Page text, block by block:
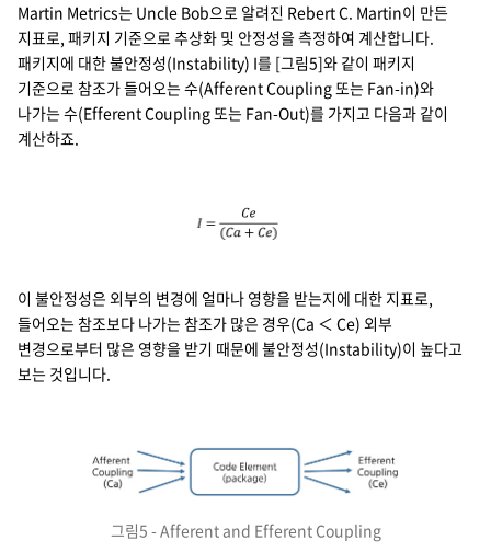
Martin Metrics는 Uncle Bob으로 알려진 Rebert C. Martin이 만든
지표로, 패키지 기준으로 추상화 및 안정성을 측정하여 계산합니다.
패키지에 대한 불안정성(Instability) I를 [그림5]와 같이 패키지
기준으로 참조가 들어오는 수(Afferent Coupling 또는 Fan-in)와
나가는 수(Efferent Coupling 또는 Fan-Out)를 가지고 다음과 같이
계산하죠.
이 불안정성은 외부의 변경에 얼마나 영향을 받는지에 대한 지표로,
들어오는 참조보다 나가는 참조가 많은 경우(Ca ＜ Ce) 외부
변경으로부터 많은 영향을 받기 때문에 불안정성(Instability)이 높다고
보는 것입니다.
그림5 - Afferent and Efferent Coupling